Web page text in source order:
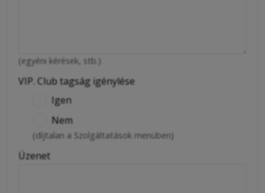
(egyéni kérések, stb.)
VIP. Club tagság igénylése
Igen
Nem
(díjtalan a Szolgáltatások menüben)
Üzenet